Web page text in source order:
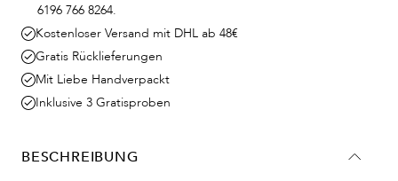
6196 766 8264.
Kostenloser Versand mit DHL ab 48€
Gratis Rücklieferungen
Mit Liebe Handverpackt
Inklusive 3 Gratisproben
BESCHREIBUNG